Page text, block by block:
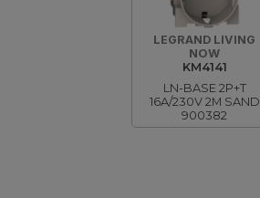
LEGRAND LIVING
NOW
KM4141
LN-BASE 2P+T
16A/230V 2M SAND
900382